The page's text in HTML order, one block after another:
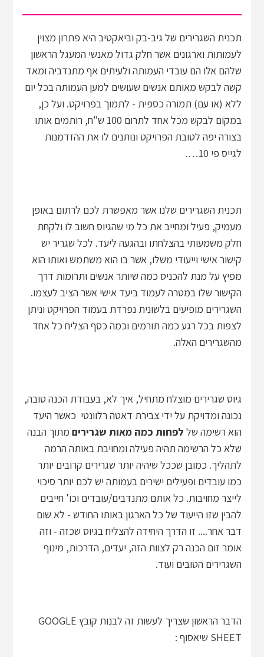
תכנית השגרירים של גיב-בק וביאקטיב היא פתרון מצוין
לעמותות וארגונים אשר חלק גדול מאנשי המעגל הראשון
שלהם אלו הם עובדי העמותה ולעיתים אף מתנדביה ומאד
קשה לבקש מאותם אנשים שעושים למען העמותה בכל יום
ללא (או עם) תמורה כספית - לתמוך בפרויקט. ועל כן,
במקום לבקש מכל אחד לתרום 100 ש"ח, רותמים אותו
בצורה יפה לטובת הפרויקט ונותנים לו את ההזדמנות
לגייס פי 10….
תכנית השגרירים שלנו אשר מאפשרת לכם לרתום באופן
מעמיק, פעיל ומחייב את כל מי שהגיוס חשוב לו ולקחת
חלק משמעותי בהצלחתו ובהגעה ליעד. לכל שגריר יש
קישור אישי וייעודי משלו, אשר בו הוא משתמש ואותו הוא
מפיץ על מנת להכניס כמה שיותר אנשים ותרומות דרך
הקישור שלו במטרה לעמוד ביעד אישי אשר הציב לעצמו.
השגרירים מופיעים בלשונית נפרדת בעמוד הפרויקט וניתן
לצפות בכל רגע כמה תורמים וכמה כסף הצליח כל אחד
מהשגרירים האלה.
גיוס שגרירים מוצלח מתחיל, איך לא, בעבודת הכנה טובה,
נכונה ומדויקת על ידי צבירת דאטה רלוונטי כאשר היעד
הוא רשימה של לפחות כמה מאות שגרירים מתוך הבנה
שלא כל הרשימה תהיה פעילה ומחויבת באותה הרמה
לתהליך. כמובן שככל שיהיה יותר שגרירים קרובים יותר
כמו עובדים ופעילים ישירים בעמותה יש לכם יותר סיכוי
לייצר מחויבות. כל אותם מתנדבים/עובדים וכו' חייבים
להבין שזו הייעוד של כל הארגון באותו החודש - לא שום
דבר אחר.... זו הדרך היחידה להצליח בגיוס שכזה - וזה
אומר זום הכנה רק לצוות הזה, יעדים, הדרכות, מינוף
השגרירים הטובים ועוד.
הדבר הראשון שצריך לעשות זה לבנות קובץ GOOGLE
SHEET שיאסוף :